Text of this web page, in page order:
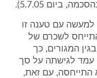
ביום 5.7.05).
למעשה עם טענה זו
לשכרם של
המגורים, כך
לגישתה על סך
לא התייחסה, עם זאת,